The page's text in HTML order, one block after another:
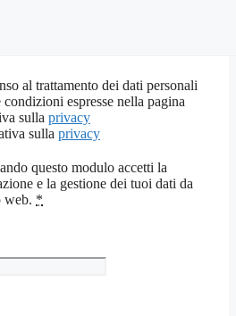
al trattamento dei dati personali
condizioni espresse nella pagina
sulla privacy
sulla privacy
questo modulo accetti la
e la gestione dei tuoi dati da
web. *